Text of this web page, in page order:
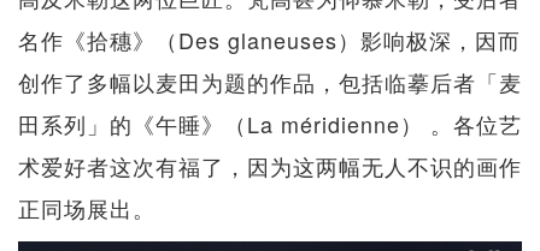
名作《拾穗》（Des glaneuses）影响极深，因而
创作了多幅以麦田为题的作品，包括临摹后者「麦
田系列」的《午睡》（La méridienne） 。各位艺
术爱好者这次有福了，因为这两幅无人不识的画作
正同场展出。